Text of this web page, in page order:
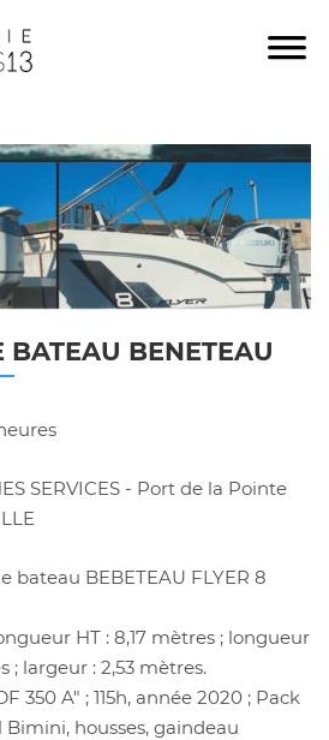
BATEAU BENETEAU
SERVICES - Port de la Pointe
bateau BEBETEAU FLYER 8
HT : 8,17 mètres ; longueur
; largeur : 2,53 mètres.
350 A" ; 115h, année 2020 ; Pack
housses, gaindeau